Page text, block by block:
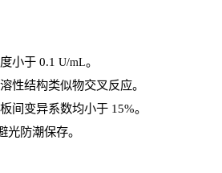
小于0.1 U/mL。
性结构类似物交叉反应。
间变异系数均小于15%。
光防潮保存。